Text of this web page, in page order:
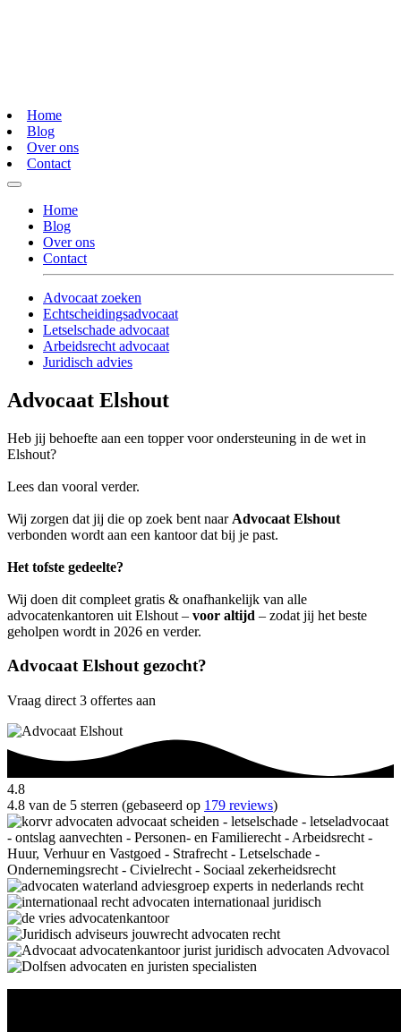
Home
Blog
Over ons
Contact
Home
Blog
Over ons
Contact
Advocaat zoeken
Echtscheidingsadvocaat
Letselschade advocaat
Arbeidsrecht advocaat
Juridisch advies
Advocaat Elshout
Heb jij behoefte aan een topper voor ondersteuning in de wet in
Elshout?
Lees dan vooral verder.
Wij zorgen dat jij die op zoek bent naar Advocaat Elshout
verbonden wordt aan een kantoor dat bij je past.
Het tofste gedeelte?
Wij doen dit compleet gratis & onafhankelijk van alle
advocatenkantoren uit Elshout – voor altijd – zodat jij het beste
geholpen wordt in 2026 en verder.
Advocaat Elshout gezocht?
Vraag direct 3 offertes aan
4.8
4.8 van de 5 sterren (gebaseerd op 179 reviews)